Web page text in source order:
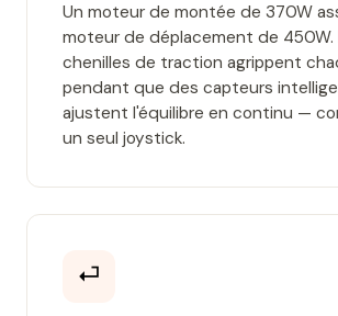
Un moteur de montée de 370W
moteur de déplacement de 450W.
chenilles de traction agrippent
pendant que des capteurs
ajustent l'équilibre en continu —
un seul joystick.
⏎